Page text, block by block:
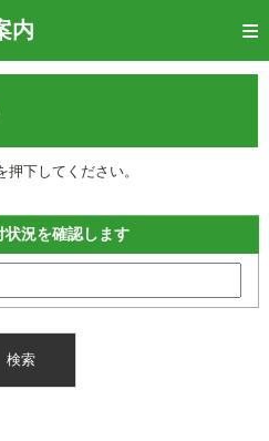
内
下してください。
状況を確認します